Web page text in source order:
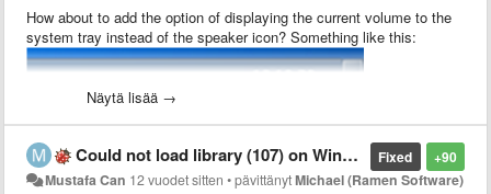
How about to add the option of displaying the current volume to the
system tray instead of the speaker icon? Something like this:
It would be very convenient!
Näytä lisää →
+90
Fixed
Could not load library (107) on Windows 8.1 Update 1
Mustafa Can 12 vuodet sitten •pävittänytMichael (Ramen Software)